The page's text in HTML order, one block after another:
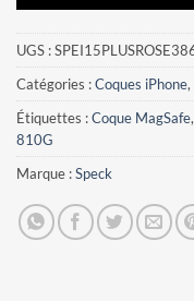
UGS :
Catégories :Coques iPhone,
Étiquettes :Coque MagSafe,
810G
Marque :Speck